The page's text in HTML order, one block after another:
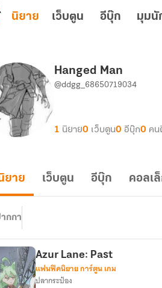
นิยาย เว็บตูน อีบุ๊ก มุมนั
Hanged Man
@ddgg_68650719034
1 นิยาย0 เว็บตูน0 อีบุ๊ก0 คน
ยาย เว็บตูน อีบุ๊ก คอลเ
กกา
Azur Lane: Past
แฟนฟิคนิยาย การ์ตูน เกม
ปลากระป๋อง​